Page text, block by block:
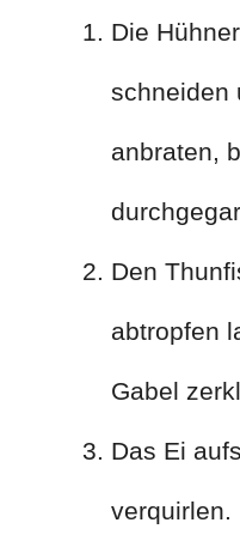
Die
schneiden
anbraten,
Den
abtropfen
Gabel
Das Ei
verquirlen.